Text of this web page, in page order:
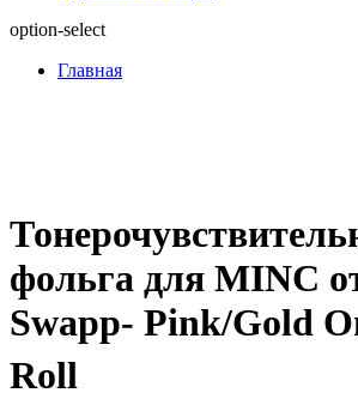
option-select
Главная
фольга для MINC
Swapp- Pink/Gold
Roll